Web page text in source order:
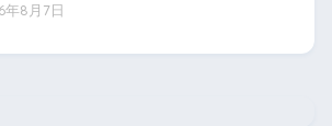
年8月7日